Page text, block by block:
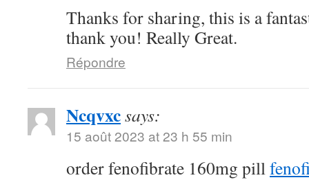
Thanks for sharing, this is a
thank you! Really Great.
Répondre
Ncqvxcsays:
15 août 2023 at 23 h 55 min
order fenofibrate 160mg pill